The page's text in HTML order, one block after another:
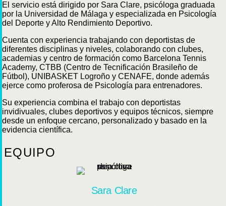
El servicio está dirigido por Sara Clare, psicóloga graduada
por la Universidad de Málaga y especializada en Psicología
del Deporte y Alto Rendimiento Deportivo.
Cuenta con experiencia trabajando con deportistas de
diferentes disciplinas y niveles, colaborando con clubes,
academias y centro de formación como Barcelona Tennis
Academy, CTBB (Centro de Tecnificación Brasileño de
Fútbol), UNIBASKET Logroño y CENAFE, donde además
ejerce como proferosa de Psicología para entrenadores.
Su experiencia combina el trabajo con deportistas
invidivuales, clubes deportivos y equipos técnicos, siempre
desde un enfoque cercano, personalizado y basado en la
evidencia científica.
EQUIPO
Sara Clare